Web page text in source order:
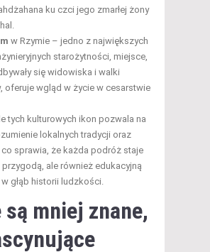
ku czci jego zmarłej żony
w Rzymie – jedno z największych
starożytności, miejsce,
się widowiska i walki
oferuje wgląd w życie w cesarstwie
tych kulturowych ikon pozwala na
lokalnych tradycji oraz
sprawia, że każda podróż staje
przygodą, ale również edukacyjną
głąb historii ludzkości.
mniej znane,